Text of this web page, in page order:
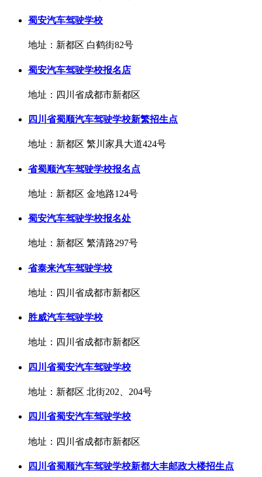
蜀安汽车驾驶学校
地址：新都区 白鹤街82号
蜀安汽车驾驶学校报名店
地址：四川省成都市新都区
四川省蜀顺汽车驾驶学校新繁招生点
地址：新都区 繁川家具大道424号
省蜀顺汽车驾驶学校报名点
地址：新都区 金地路124号
蜀安汽车驾驶学校报名处
地址：新都区 繁清路297号
省泰来汽车驾驶学校
地址：四川省成都市新都区
胜威汽车驾驶学校
地址：四川省成都市新都区
四川省蜀安汽车驾驶学校
地址：新都区 北街202、204号
四川省蜀安汽车驾驶学校
地址：四川省成都市新都区
四川省蜀顺汽车驾驶学校新都大丰邮政大楼招生点